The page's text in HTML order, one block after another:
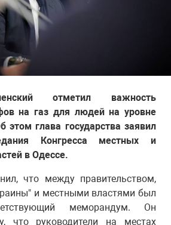
отметил важность
на газ для людей на уровне
этом глава государства заявил
Конгресса местных и
в Одессе.
что между правительством,
и местными властями был
меморандум. Он
что руководители на местах